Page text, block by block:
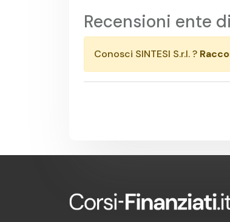
Recensioni ente
Conosci SINTESI S.r.l. ?